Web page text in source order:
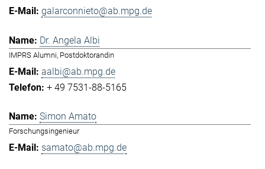
galarconnieto@ab.mpg.de
Dr. Angela Albi
IMPRS Alumni, Postdoktorandin
aalbi@ab.mpg.de
+ 49 7531-88-5165
Simon Amato
Forschungsingenieur
samato@ab.mpg.de